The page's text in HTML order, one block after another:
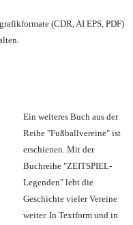
(CDR, AI EPS, PDF)
Ein weiteres Buch aus der
Reihe "Fußballvereine" ist
erschienen. Mit der
Buchreihe "ZEITSPIEL-
Legenden" lebt die
Geschichte vieler Vereine
weiter. In Textform und in